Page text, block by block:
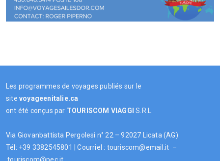
Les programmes de voyages publiés sur le
site voyageenitalie.ca
ont été conçus par TOURISCOM VIAGGI S.R.L.
Via Giovanbattista Pergolesi n° 22 – 92027 Licata (AG)
Tél: +39 3382545801 | Courriel : touriscom@email.it –